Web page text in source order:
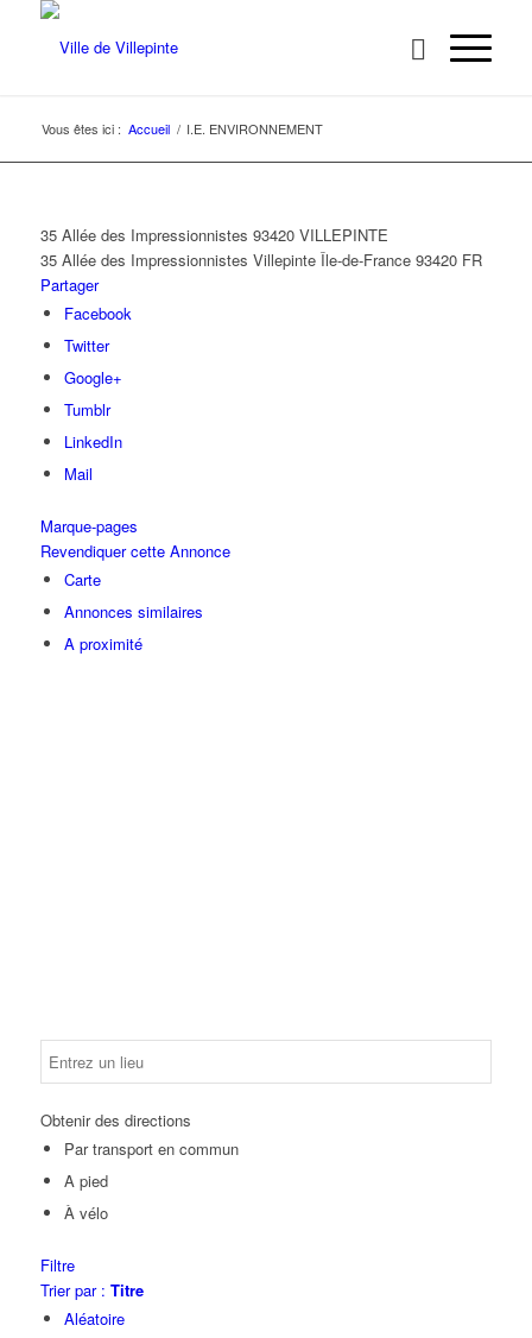
Vous êtes ici : Accueil / I.E. ENVIRONNEMENT
35 Allée des Impressionnistes 93420 VILLEPINTE
35 Allée des Impressionnistes Villepinte Île-de-France 93420 FR
Partager
Facebook
Twitter
Google+
Tumblr
LinkedIn
Mail
Marque-pages
Revendiquer cette Annonce
Carte
Annonces similaires
A proximité
Obtenir des directions
Par transport en commun
A pied
À vélo
Filtre
Trier par : Titre
Aléatoire